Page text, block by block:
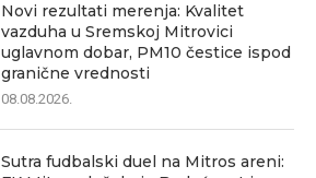
Novi rezultati merenja: Kvalitet
vazduha u Sremskoj Mitrovici
uglavnom dobar, PM10 čestice ispod
granične vrednosti
08.08.2026.
Sutra fudbalski duel na Mitros areni: